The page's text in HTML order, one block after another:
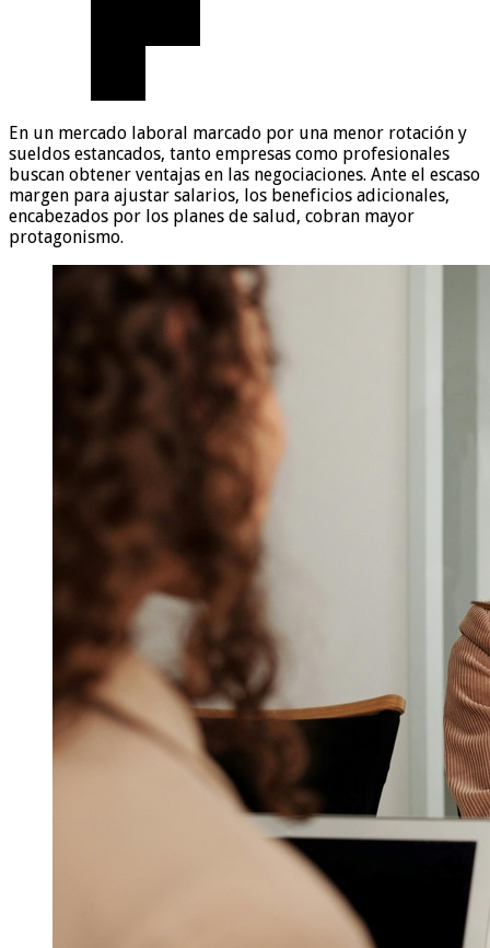
En un mercado laboral marcado por una menor rotación y
sueldos estancados, tanto empresas como profesionales
buscan obtener ventajas en las negociaciones. Ante el escaso
margen para ajustar salarios, los beneficios adicionales,
encabezados por los planes de salud, cobran mayor
protagonismo.